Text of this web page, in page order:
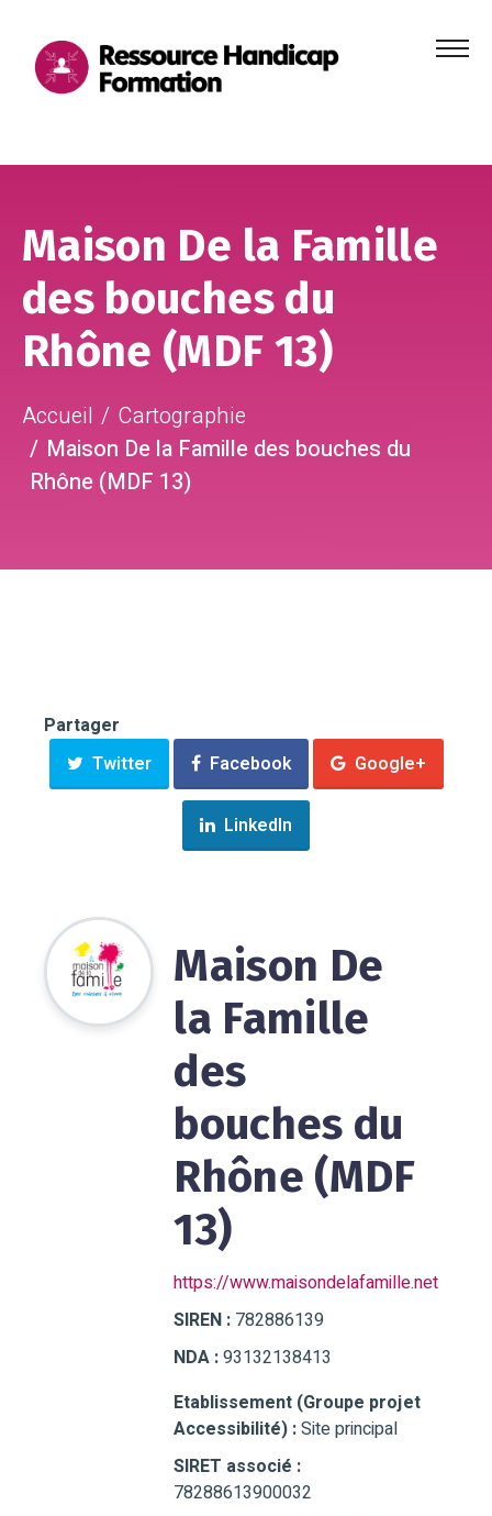
Menu
Maison De la Famille
des bouches du
Rhône (MDF 13)
Accueil
Cartographie
Maison De la Famille des bouches du
Rhône (MDF 13)
Partager
Twitter
Facebook Google+
LinkedIn
Maison De
la Famille
des
bouches du
Rhône (MDF
13)
https://www.maisondelafamille.net
SIREN : 782886139
NDA :93132138413
Etablissement (Groupe projet
Accessibilité) :Site principal
SIRET associé :
78288613900032